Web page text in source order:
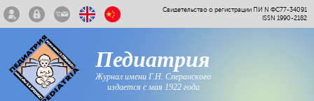
Свидетельство о регистрации ПИ N ФС77-34091
ISSN 1990-2182
Педиатрия
Журнал имени Г.Н. Сперанского
издается с мая 1922 года